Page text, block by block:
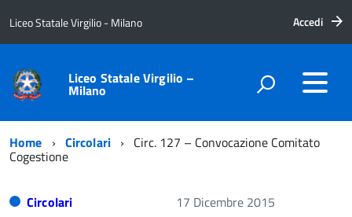
Liceo Statale Virgilio - Milano Accedi
Liceo Statale Virgilio –
Milano
Home Circolari Circ. 127 – Convocazione Comitato
Cogestione
Circolari 17 Dicembre 2015